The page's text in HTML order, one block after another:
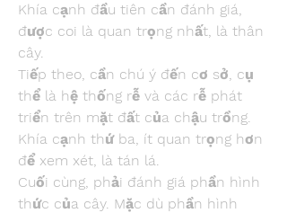
Khía cạnh đầu tiên cần đánh giá,
được coi là quan trọng nhất, là thân
cây.
Tiếp theo, cần chú ý đến cơ sở, cụ
thể là hệ thống rễ và các rễ phát
triển trên mặt đất của chậu trồng.
Khía cạnh thứ ba, ít quan trọng hơn
để xem xét, là tán lá.
Cuối cùng, phải đánh giá phần hình
thức của cây. Mặc dù phần hình